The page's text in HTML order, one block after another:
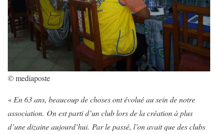
© mediaposte
« En 63 ans, beaucoup de choses ont évolué au sein de notre
association. On est parti d’un club lors de la création à plus
d’une dizaine aujourd’hui. Par le passé, l’on avait que des clubs